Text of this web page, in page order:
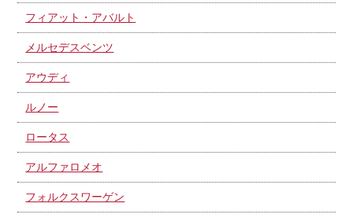
フィアット・アバルト
メルセデスベンツ
アウディ
ルノー
ロータス
アルファロメオ
フォルクスワーゲン